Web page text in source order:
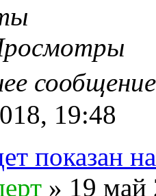
19:48
показан
» 19 май